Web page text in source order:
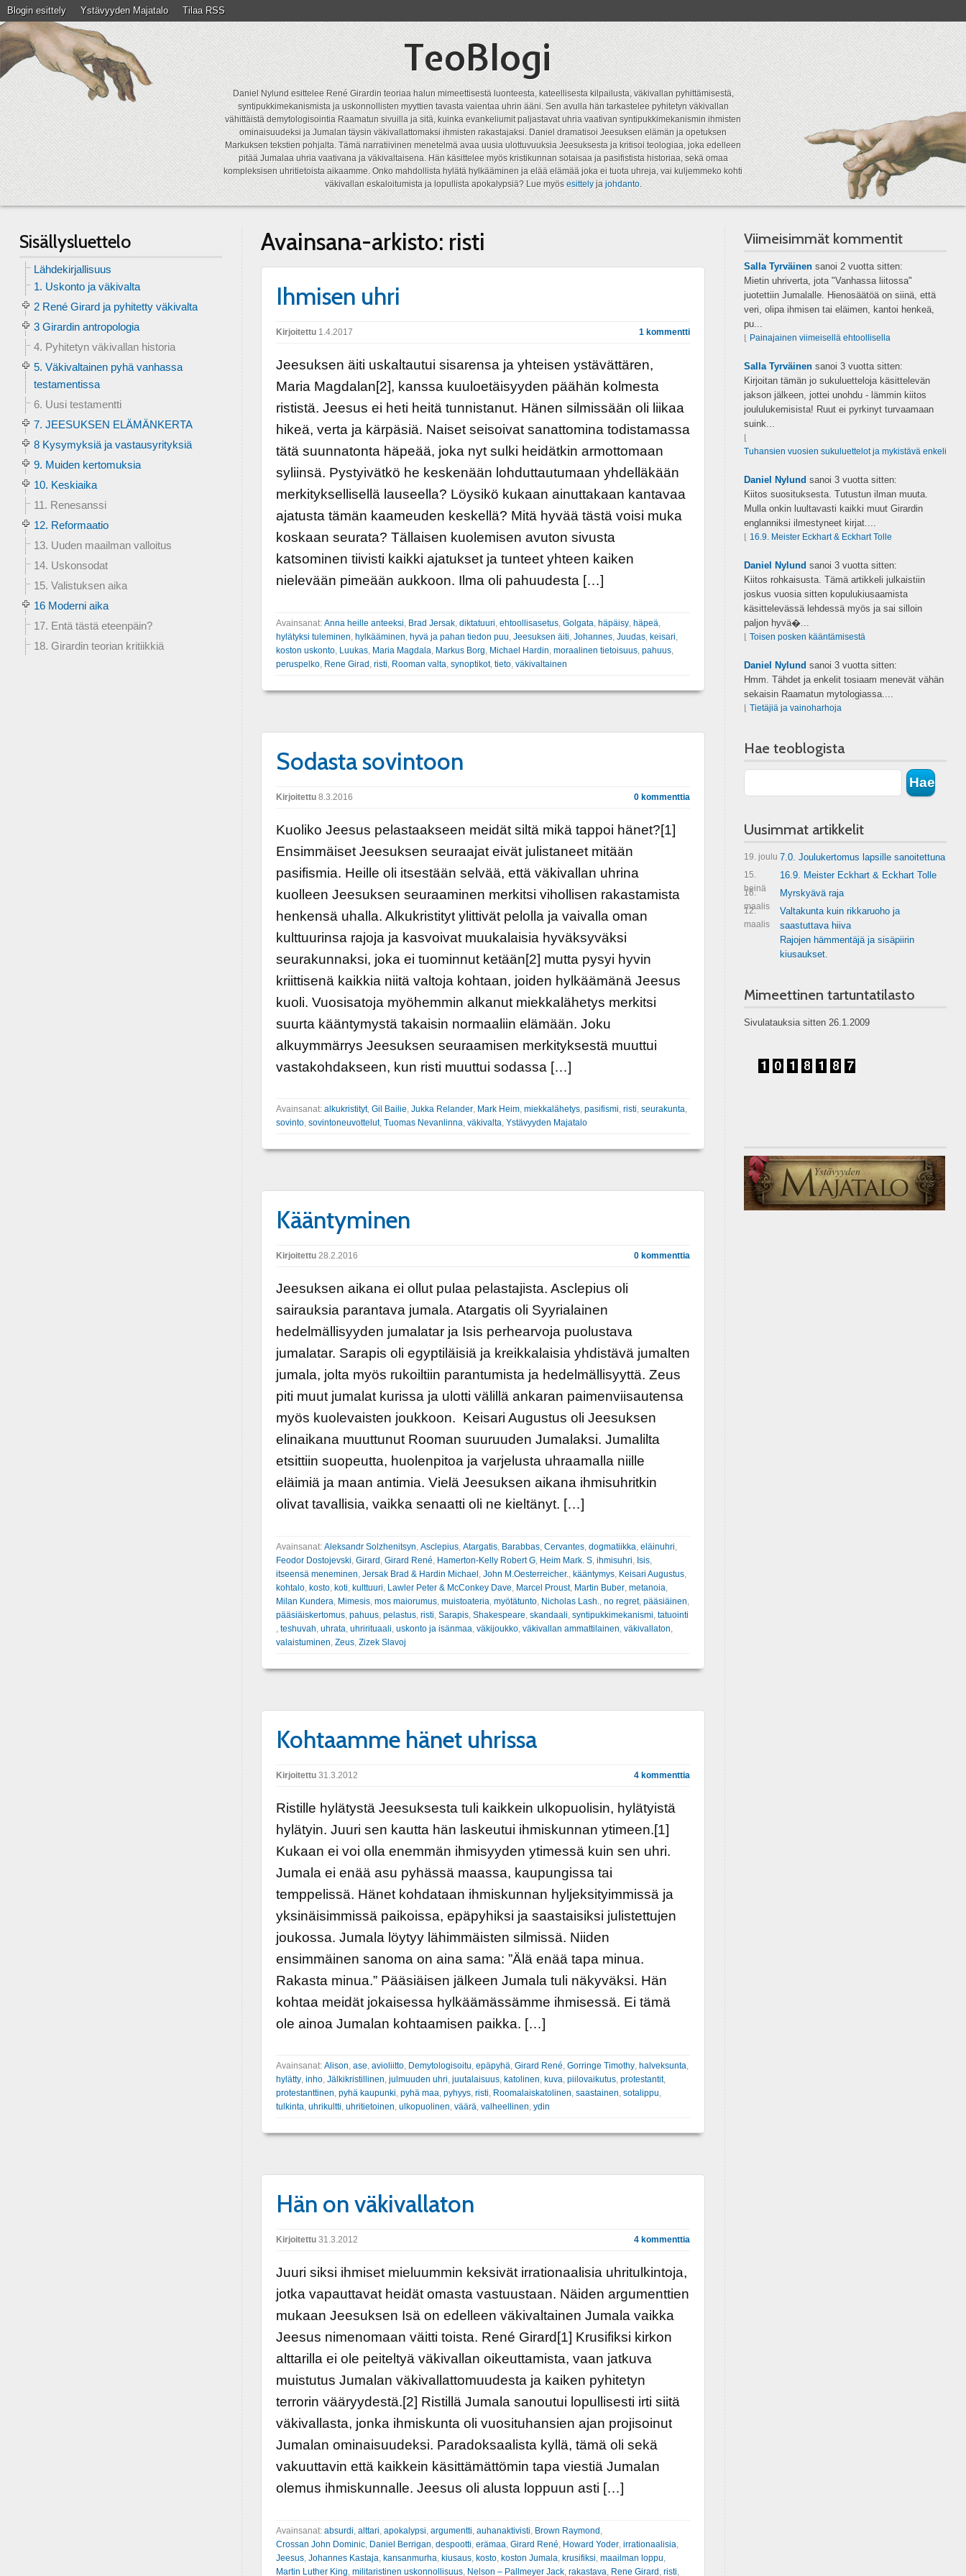
Blogin esittely Ystävyyden Majatalo Tilaa RSS
TeoBlogi
Daniel Nylund esittelee René Girardin teoriaa halun mimeettisestä luonteesta, kateellisesta kilpailusta, väkivallan pyhittämisestä,
syntipukkimekanismista ja uskonnollisten myyttien tavasta vaientaa uhrin ääni. Sen avulla hän tarkastelee pyhitetyn väkivallan
vähittäistä demytologisointia Raamatun sivuilla ja sitä, kuinka evankeliumit paljastavat uhria vaativan syntipukkimekanismin ihmisten
ominaisuudeksi ja Jumalan täysin väkivallattomaksi ihmisten rakastajaksi. Daniel dramatisoi Jeesuksen elämän ja opetuksen
Markuksen tekstien pohjalta. Tämä narratiivinen menetelmä avaa uusia ulottuvuuksia Jeesuksesta ja kritisoi teologiaa, joka edelleen
pitää Jumalaa uhria vaativana ja väkivaltaisena. Hän käsittelee myös kristikunnan sotaisaa ja pasifistista historiaa, sekä omaa
kompleksisen uhritietoista aikaamme. Onko mahdollista hylätä hylkääminen ja elää elämää joka ei tuota uhreja, vai kuljemmeko kohti
väkivallan eskaloitumista ja lopullista apokalypsiä? Lue myösesittelyjajohdanto.
Avainsana-arkisto: risti
Ihmisen uhri
Kirjoitettu1.4.2017 1 kommentti
Jeesuksen äiti uskaltautui sisarensa ja yhteisen ystävättären,
Maria Magdalan[2], kanssa kuuloetäisyyden päähän kolmesta
rististä. Jeesus ei heti heitä tunnistanut. Hänen silmissään oli liikaa
hikeä, verta ja kärpäsiä. Naiset seisoivat sanattomina todistamassa
tätä suunnatonta häpeää, joka nyt sulki heidätkin armottomaan
syliinsä. Pystyivätkö he keskenään lohduttautumaan yhdelläkään
merkityksellisellä lauseella? Löysikö kukaan ainuttakaan kantavaa
ajatusta tämän kaameuden keskellä? Mitä hyvää tästä voisi muka
koskaan seurata? Tällaisen kuolemisen avuton sivusta
katsominen tiivisti kaikki ajatukset ja tunteet yhteen kaiken
nielevään pimeään aukkoon. Ilma oli pahuudesta […]
Avainsanat: Anna heille anteeksi Brad Jersak, diktatuuri ehtoollisasetus, Golgata häpäisy, häpeä
hylätyksi tuleminen hylkääminen hyvä ja pahan tiedon puu Jeesuksen äiti Johannes, Juudas, keisari
koston uskonto, Luukas, Maria Magdala Markus Borg Michael Hardin moraalinen tietoisuus, pahuus,
peruspelko, Rene Girad risti Rooman valta synoptikot, tieto, väkivaltainen
Sodasta sovintoon
Kirjoitettu8.3.2016 0 kommenttia
Kuoliko Jeesus pelastaakseen meidät siltä mikä tappoi hänet?[1]
Ensimmäiset Jeesuksen seuraajat eivät julistaneet mitään
pasifismia. Heille oli itsestään selvää, että väkivallan uhrina
kuolleen Jeesuksen seuraaminen merkitsi vihollisen rakastamista
henkensä uhalla. Alkukristityt ylittivät pelolla ja vaivalla oman
kulttuurinsa rajoja ja kasvoivat muukalaisia hyväksyväksi
seurakunnaksi, joka ei tuominnut ketään[2] mutta pysyi hyvin
kriittisenä kaikkia niitä valtoja kohtaan, joiden hylkäämänä Jeesus
kuoli. Vuosisatoja myöhemmin alkanut miekkalähetys merkitsi
suurta kääntymystä takaisin normaaliin elämään. Joku
alkuymmärrys Jeesuksen seuraamisen merkityksestä muuttui
vastakohdakseen, kun risti muuttui sodassa […]
Avainsanat: alkukristityt, Gil Bailie, Jukka Relander, Mark Heim, miekkalähetys, pasifismi, risti, seurakunta,
sovinto, sovintoneuvottelut, Tuomas Nevanlinna, väkivalta, Ystävyyden Majatalo
Kääntyminen
Kirjoitettu28.2.2016 0 kommenttia
Jeesuksen aikana ei ollut pulaa pelastajista. Asclepius oli
sairauksia parantava jumala. Atargatis oli Syyrialainen
hedelmällisyyden jumalatar ja Isis perhearvoja puolustava
jumalatar. Sarapis oli egyptiläisiä ja kreikkalaisia yhdistävä jumalten
jumala, jolta myös rukoiltiin parantumista ja hedelmällisyyttä. Zeus
piti muut jumalat kurissa ja ulotti välillä ankaran paimenviisautensa
myös kuolevaisten joukkoon. Keisari Augustus oli Jeesuksen
elinaikana muuttunut Rooman suuruuden Jumalaksi. Jumalilta
etsittiin suopeutta, huolenpitoa ja varjelusta uhraamalla niille
eläimiä ja maan antimia. Vielä Jeesuksen aikana ihmisuhritkin
olivat tavallisia, vaikka senaatti oli ne kieltänyt. […]
Avainsanat: Aleksandr Solzhenitsyn Asclepius, Atargatis, Barabbas, Cervantes, dogmatiikka eläinuhri
Feodor Dostojevski Girard Girard René Hamerton-Kelly Robert G, Heim Mark. S, ihmisuhri Isis,
itseensä meneminen Jersak Brad & Hardin Michael John M.Oesterreicher. kääntymys, Keisari Augustus,
kohtalo, kosto, koti kulttuuri Lawler Peter & McConkey Dave Marcel Proust, Martin Buber, metanoia
Milan Kundera Mimesis, mos maiorumus, muistoateria myötätunto, Nicholas Lash. no regret, pääsiäinen
pääsiäiskertomus, pahuus, pelastus, risti Sarapis, Shakespeare skandaali syntipukkimekanismi tatuointi
teshuvah uhrata uhrirituaali uskonto ja isänmaa väkijoukko, väkivallan ammattilainen väkivallaton
valaistuminen Zeus, Zizek Slavoj
Kohtaamme hänet uhrissa
Kirjoitettu31.3.2012 4 kommenttia
Ristille hylätystä Jeesuksesta tuli kaikkein ulkopuolisin, hylätyistä
hylätyin. Juuri sen kautta hän laskeutui ihmiskunnan ytimeen.[1]
Kukaan ei voi olla enemmän ihmisyyden ytimessä kuin sen uhri.
Jumala ei enää asu pyhässä maassa, kaupungissa tai
temppelissä. Hänet kohdataan ihmiskunnan hyljeksityimmissä ja
yksinäisimmissä paikoissa, epäpyhiksi ja saastaisiksi julistettujen
joukossa. Jumala löytyy lähimmäisten silmissä. Niiden
ensimmäinen sanoma on aina sama: ”Älä enää tapa minua.
Rakasta minua.” Pääsiäisen jälkeen Jumala tuli näkyväksi. Hän
kohtaa meidät jokaisessa hylkäämässämme ihmisessä. Ei tämä
ole ainoa Jumalan kohtaamisen paikka. […]
Avainsanat: Alison, ase, avioliitto, Demytologisoitu, epäpyhä, Girard René, Gorringe Timothy, halveksunta,
hylätty, inho, Jälkikristillinen, julmuuden uhri, juutalaisuus, katolinen, kuva, piilovaikutus, protestantit,
protestanttinen, pyhä kaupunki, pyhä maa, pyhyys, risti, Roomalaiskatolinen, saastainen, sotalippu,
tulkinta, uhrikultti, uhritietoinen, ulkopuolinen, väärä, valheellinen, ydin
Hän on väkivallaton
Kirjoitettu31.3.2012 4 kommenttia
Juuri siksi ihmiset mieluummin keksivät irrationaalisia uhritulkintoja,
jotka vapauttavat heidät omasta vastuustaan. Näiden argumenttien
mukaan Jeesuksen Isä on edelleen väkivaltainen Jumala vaikka
Jeesus nimenomaan väitti toista. René Girard[1] Krusifiksi kirkon
alttarilla ei ole peiteltyä väkivallan oikeuttamista, vaan jatkuva
muistutus Jumalan väkivallattomuudesta ja kaiken pyhitetyn
terrorin vääryydestä.[2] Ristillä Jumala sanoutui lopullisesti irti siitä
väkivallasta, jonka ihmiskunta oli vuosituhansien ajan projisoinut
Jumalan ominaisuudeksi. Paradoksaalista kyllä, tämä oli sekä
vakuuttavin että kaikkein käsittämättömin tapa viestiä Jumalan
olemus ihmiskunnalle. Jeesus oli alusta loppuun asti […]
Avainsanat: absurdi alttari apokalypsi argumentti auhanaktivisti Brown Raymond
Crossan John Dominic, Daniel Berrigan despootti erämaa Girard René Howard Yoder, irrationaalisia
Jeesus, Johannes Kastaja kansanmurha kiusaus, kosto, koston Jumala krusifiksi maailman loppu
Martin Luther King militaristinen uskonnollisuus, Nelson – Pallmeyer Jack, rakastava Rene Girard risti
Sisällysluettelo
Lähdekirjallisuus
1. Uskonto ja väkivalta
2 René Girard ja pyhitetty väkivalta
3 Girardin antropologia
4. Pyhitetyn väkivallan historia
5. Väkivaltainen pyhä vanhassa
testamentissa
6. Uusi testamentti
7. JEESUKSEN ELÄMÄNKERTA
8 Kysymyksiä ja vastausyrityksiä
9. Muiden kertomuksia
10. Keskiaika
11. Renesanssi
12. Reformaatio
13. Uuden maailman valloitus
14. Uskonsodat
15. Valistuksen aika
16 Moderni aika
17. Entä tästä eteenpäin?
18. Girardin teorian kritiikkiä
Viimeisimmät kommentit
Salla Tyrväinensanoi 2 vuotta sitten:
Mietin uhriverta, jota "Vanhassa liitossa"
juotettiin Jumalalle. Hienosäätöä on siinä, että
veri, olipa ihmisen tai eläimen, kantoi henkeä,
pu...
Painajainen viimeisellä ehtoollisella
Salla Tyrväinensanoi 3 vuotta sitten:
Kirjoitan tämän jo sukuluetteloja käsittelevän
jakson jälkeen, jottei unohdu - lämmin kiitos
joululukemisista! Ruut ei pyrkinyt turvaamaan
suink...
Tuhansien vuosien sukuluettelot ja mykistävä enkeli
Daniel Nylund sanoi 3 vuotta sitten:
Kiitos suosituksesta. Tutustun ilman muuta.
Mulla onkin luultavasti kaikki muut Girardin
englanniksi ilmestyneet kirjat....
16.9. Meister Eckhart & Eckhart Tolle
Daniel Nylund sanoi 3 vuotta sitten:
Kiitos rohkaisusta. Tämä artikkeli julkaistiin
joskus vuosia sitten kopulukiusaamista
käsittelevässä lehdessä myös ja sai silloin
paljon hyvä�...
Toisen posken kääntämisestä
Daniel Nylund sanoi 3 vuotta sitten:
Hmm. Tähdet ja enkelit tosiaam menevät vähän
sekaisin Raamatun mytologiassa....
Tietäjiä ja vainoharhoja
Hae teoblogista
Uusimmat artikkelit
19. joulu 7.0. Joulukertomus lapsille sanoitettuna
15.
heinä
16.9. Meister Eckhart & Eckhart Tolle
16.
maalis
Myrskyävä raja
12.
maalis
Valtakunta kuin rikkaruoho ja
saastuttava hiiva
Rajojen hämmentäjä ja sisäpiirin
kiusaukset.
Mimeettinen tartuntatilasto
Sivulatauksia sitten 26.1.2009